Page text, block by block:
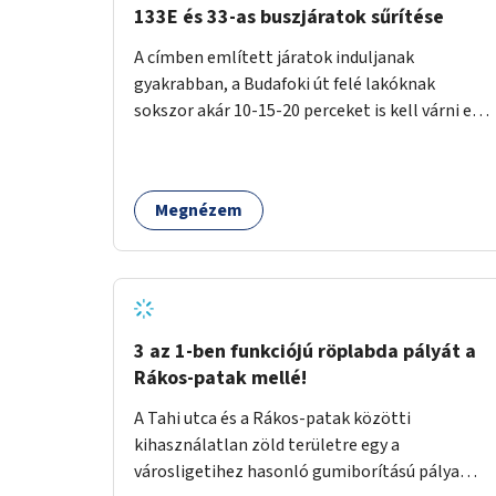
133E és 33-as buszjáratok sűrítése
A címben említett járatok induljanak
gyakrabban, a Budafoki út felé lakóknak
sokszor akár 10-15-20 perceket is kell várni egy
Megnézem
3 az 1-ben funkciójú röplabda pályát a
Rákos-patak mellé!
A Tahi utca és a Rákos-patak közötti
kihasználatlan zöld területre egy a
városligetihez hasonló gumiborítású pálya